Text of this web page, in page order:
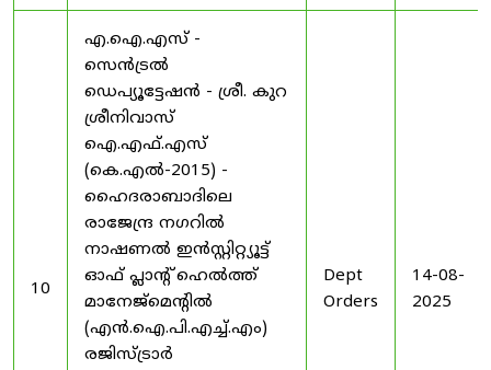
10
എ.ഐ.എസ് -
സെൻട്രൽ
ഡെപ്യൂട്ടേഷൻ - ശ്രീ. കുറ
ശ്രീനിവാസ്
ഐ.എഫ്.എസ്
(കെ.എൽ-2015) -
ഹൈദരാബാദിലെ
രാജേന്ദ്ര നഗറിൽ
നാഷണൽ ഇൻസ്റ്റിറ്റ്യൂട്ട്
ഓഫ് പ്ലാന്റ് ഹെൽത്ത്
മാനേജ്‌മെന്റിൽ
(എൻ.ഐ.പി.എച്ച്.എം)
രജിസ്ട്രാർ
Dept
Orders
14-08-
2025